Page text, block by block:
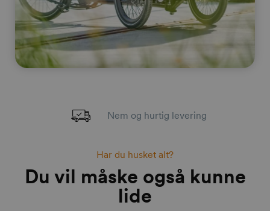
Nem og hurtig levering
Har du husket alt?
Du vil måske også kunne
lide